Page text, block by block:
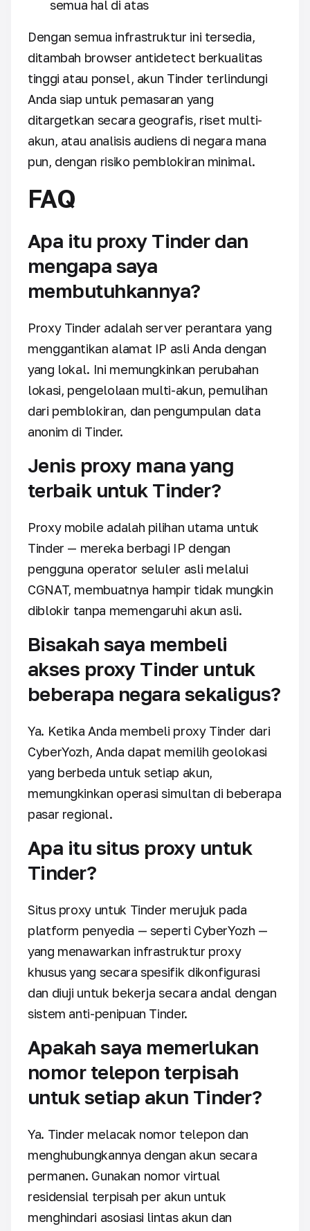
semua hal di atas
Dengan semua infrastruktur ini tersedia,
ditambah browser antidetect berkualitas
tinggi atau ponsel, akun Tinder terlindungi
Anda siap untuk pemasaran yang
ditargetkan secara geografis, riset multi-
akun, atau analisis audiens di negara mana
pun, dengan risiko pemblokiran minimal.
FAQ
Apa itu proxy Tinder dan
mengapa saya
membutuhkannya?
Proxy Tinder adalah server perantara yang
menggantikan alamat IP asli Anda dengan
yang lokal. Ini memungkinkan perubahan
lokasi, pengelolaan multi-akun, pemulihan
dari pemblokiran, dan pengumpulan data
anonim di Tinder.
Jenis proxy mana yang
terbaik untuk Tinder?
Proxy mobile adalah pilihan utama untuk
Tinder — mereka berbagi IP dengan
pengguna operator seluler asli melalui
CGNAT, membuatnya hampir tidak mungkin
diblokir tanpa memengaruhi akun asli.
Bisakah saya membeli
akses proxy Tinder untuk
beberapa negara sekaligus?
Ya. Ketika Anda membeli proxy Tinder dari
CyberYozh, Anda dapat memilih geolokasi
yang berbeda untuk setiap akun,
memungkinkan operasi simultan di beberapa
pasar regional.
Apa itu situs proxy untuk
Tinder?
Situs proxy untuk Tinder merujuk pada
platform penyedia — seperti CyberYozh —
yang menawarkan infrastruktur proxy
khusus yang secara spesifik dikonfigurasi
dan diuji untuk bekerja secara andal dengan
sistem anti-penipuan Tinder.
Apakah saya memerlukan
nomor telepon terpisah
untuk setiap akun Tinder?
Ya. Tinder melacak nomor telepon dan
menghubungkannya dengan akun secara
permanen. Gunakan nomor virtual
residensial terpisah per akun untuk
menghindari asosiasi lintas akun dan